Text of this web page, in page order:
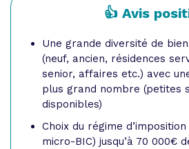
👍 Avis
Une grande diversité de
(neuf, ancien, résidences
senior, affaires etc.) avec
plus grand nombre (petites
disponibles)
Choix du régime
micro-BIC) jusqu’à 70 000€